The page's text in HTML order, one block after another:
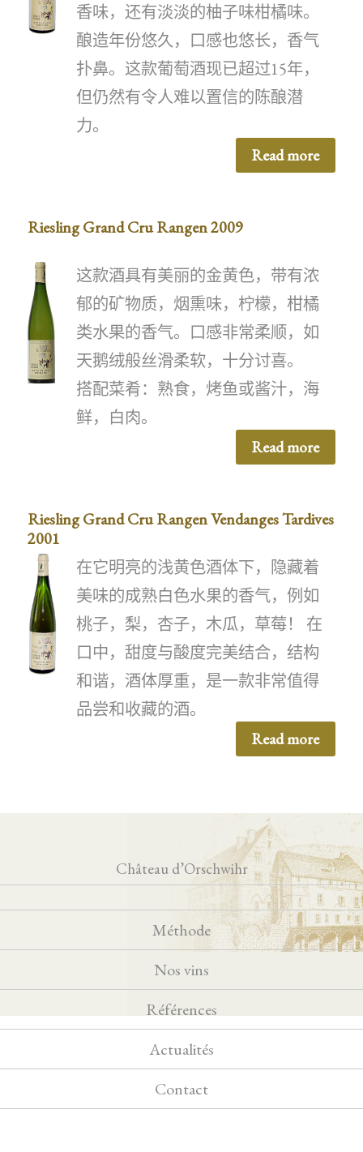
香味，还有淡淡的柚子味柑橘味。
酿造年份悠久，口感也悠长，香气
扑鼻。这款葡萄酒现已超过15年，
但仍然有令人难以置信的陈酿潜
力。
Read more
Riesling Grand Cru Rangen 2009
这款酒具有美丽的金黄色，带有浓
郁的矿物质，烟熏味，柠檬，柑橘
类水果的香气。口感非常柔顺，如
天鹅绒般丝滑柔软，十分讨喜。
搭配菜肴：熟食，烤鱼或酱汁，海
鲜，白肉。
Read more
Riesling Grand Cru Rangen Vendanges Tardives
2001
在它明亮的浅黄色酒体下，隐藏着
美味的成熟白色水果的香气，例如
桃子，梨，杏子，木瓜，草莓！ 在
口中，甜度与酸度完美结合，结构
和谐，酒体厚重，是一款非常值得
品尝和收藏的酒。
Read more
Château d’Orschwihr
Méthode
Nos vins
Références
Actualités
Contact